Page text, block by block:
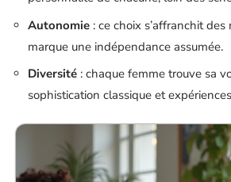
Autonomie : ce choix s’affranchit
marque une indépendance assumée.
Diversité : chaque femme trouve sa
sophistication classique et